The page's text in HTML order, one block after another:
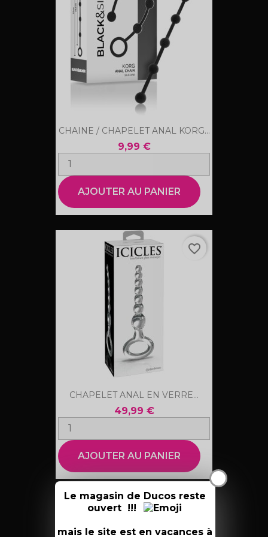
X
Le magasin de Ducos reste
ouvert !!!
mais le site est en vacances à
CHAINE / CHAPELET ANAL KORG...
9,99 €
AJOUTER AU PANIER
CHAPELET ANAL EN VERRE...
49,99 €
AJOUTER AU PANIER
favorite_border